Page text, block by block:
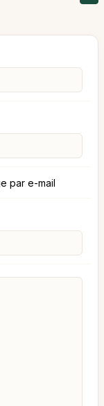
par e-mail